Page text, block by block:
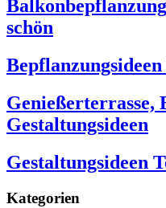
schön
Genießerterrasse,
Gestaltungsideen
Gestaltungsideen
Kategorien